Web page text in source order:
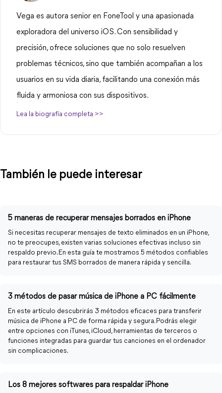
Vega es autora senior en FoneTool y una apasionada
exploradora del universo iOS. Con sensibilidad y
precisión, ofrece soluciones que no solo resuelven
problemas técnicos, sino que también acompañan a los
usuarios en su vida diaria, facilitando una conexión más
fluida y armoniosa con sus dispositivos.
Lea la biografía completa >>
También le puede interesar
5 maneras de recuperar mensajes borrados en iPhone
Si necesitas recuperar mensajes de texto eliminados en un iPhone,
no te preocupes, existen varias soluciones efectivas incluso sin
respaldo previo. En esta guía te mostramos 5 métodos confiables
para restaurar tus SMS borrados de manera rápida y sencilla.
3 métodos de pasar música de iPhone a PC fácilmente
En este artículo descubrirás 3 métodos eficaces para transferir
música de iPhone a PC de forma rápida y segura. Podrás elegir
entre opciones con iTunes, iCloud, herramientas de terceros o
funciones integradas para guardar tus canciones en el ordenador
sin complicaciones.
Los 8 mejores softwares para respaldar iPhone